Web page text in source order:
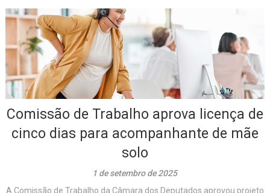
Comissão de Trabalho aprova licença de
cinco dias para acompanhante de mãe
solo
1 de setembro de 2025
A Comissão de Trabalho da Câmara dos Deputados aprovou projeto